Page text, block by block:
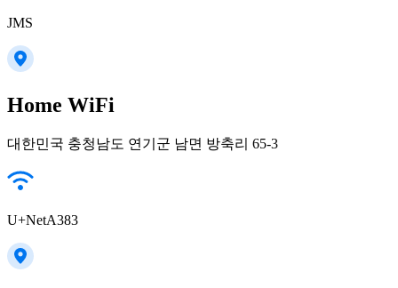
JMS
Home WiFi
대한민국 충청남도 연기군 남면 방축리 65-3
U+NetA383